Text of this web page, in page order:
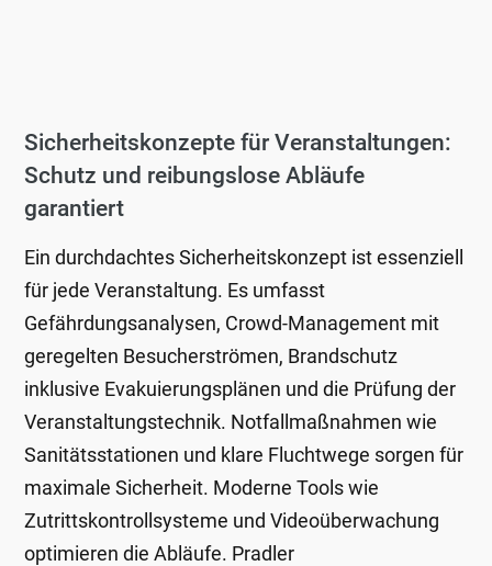
Sicherheitskonzepte für Veranstaltungen:
Schutz und reibungslose Abläufe
garantiert
Ein durchdachtes Sicherheitskonzept ist essenziell
für jede Veranstaltung. Es umfasst
Gefährdungsanalysen, Crowd-Management mit
geregelten Besucherströmen, Brandschutz
inklusive Evakuierungsplänen und die Prüfung der
Veranstaltungstechnik. Notfallmaßnahmen wie
Sanitätsstationen und klare Fluchtwege sorgen für
maximale Sicherheit. Moderne Tools wie
Zutrittskontrollsysteme und Videoüberwachung
optimieren die Abläufe. Pradler